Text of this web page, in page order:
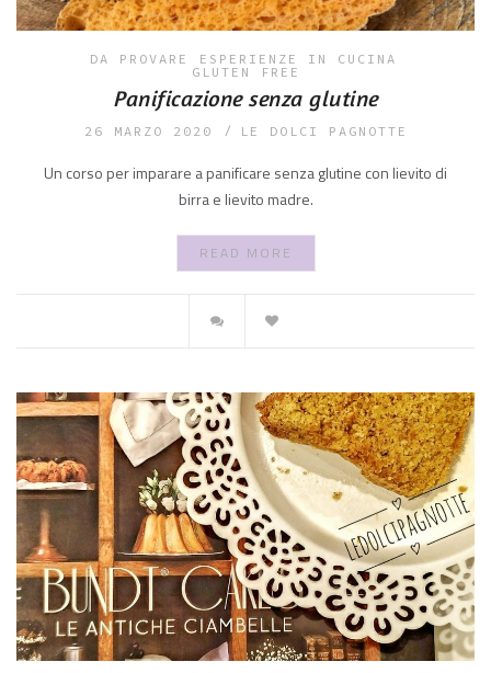
DA PROVARE
ESPERIENZE IN CUCINA
GLUTEN FREE
Panificazione senza glutine
26 MARZO 2020 LE DOLCI PAGNOTTE
Un corso per imparare a panificare senza glutine con lievito di
birra e lievito madre.
READ MORE